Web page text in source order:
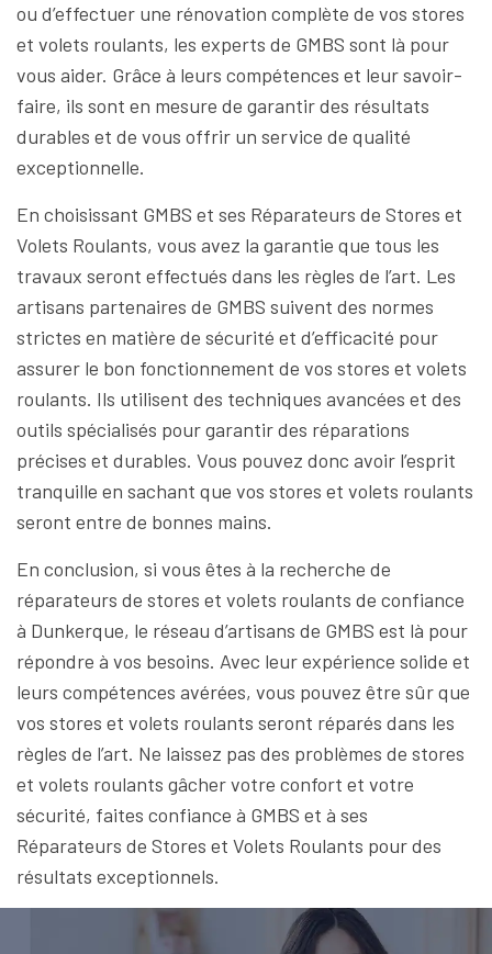
ou d’effectuer une rénovation complète de vos stores
et volets roulants, les experts de GMBS sont là pour
vous aider. Grâce à leurs compétences et leur savoir-
faire, ils sont en mesure de garantir des résultats
durables et de vous offrir un service de qualité
exceptionnelle.
En choisissant GMBS et ses Réparateurs de Stores et
Volets Roulants, vous avez la garantie que tous les
travaux seront effectués dans les règles de l’art. Les
artisans partenaires de GMBS suivent des normes
strictes en matière de sécurité et d’efficacité pour
assurer le bon fonctionnement de vos stores et volets
roulants. Ils utilisent des techniques avancées et des
outils spécialisés pour garantir des réparations
précises et durables. Vous pouvez donc avoir l’esprit
tranquille en sachant que vos stores et volets roulants
seront entre de bonnes mains.
En conclusion, si vous êtes à la recherche de
réparateurs de stores et volets roulants de confiance
à Dunkerque, le réseau d’artisans de GMBS est là pour
répondre à vos besoins. Avec leur expérience solide et
leurs compétences avérées, vous pouvez être sûr que
vos stores et volets roulants seront réparés dans les
règles de l’art. Ne laissez pas des problèmes de stores
et volets roulants gâcher votre confort et votre
sécurité, faites confiance à GMBS et à ses
Réparateurs de Stores et Volets Roulants pour des
résultats exceptionnels.